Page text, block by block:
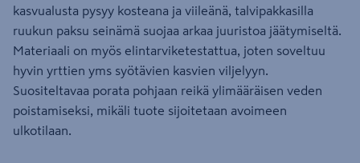
kasvualusta pysyy kosteana ja viileänä, talvipakkasilla
ruukun paksu seinämä suojaa arkaa juuristoa jäätymiseltä.
Materiaali on myös elintarviketestattua, joten soveltuu
hyvin yrttien yms syötävien kasvien viljelyyn.
Suositeltavaa porata pohjaan reikä ylimääräisen veden
poistamiseksi, mikäli tuote sijoitetaan avoimeen
ulkotilaan.